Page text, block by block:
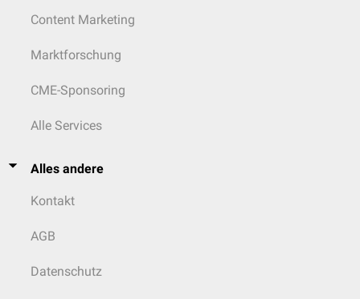
Content Marketing
Marktforschung
CME-Sponsoring
Alle Services
Alles andere
Kontakt
AGB
Datenschutz